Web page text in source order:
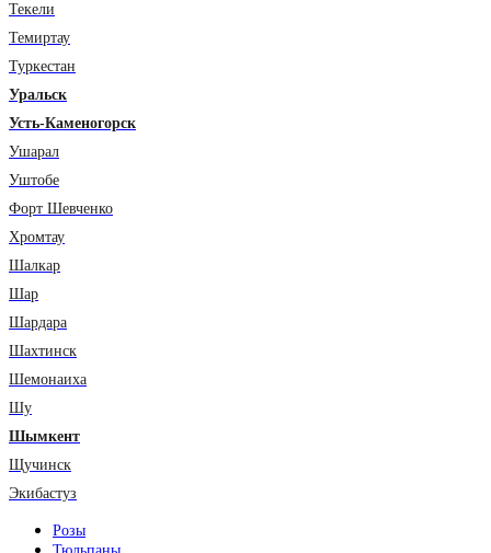
Текели
Темиртау
Туркестан
Уральск
Усть-Каменогорск
Ушарал
Уштобе
Форт Шевченко
Хромтау
Шалкар
Шар
Шардара
Шахтинск
Шемонаиха
Шу
Шымкент
Щучинск
Экибастуз
Розы